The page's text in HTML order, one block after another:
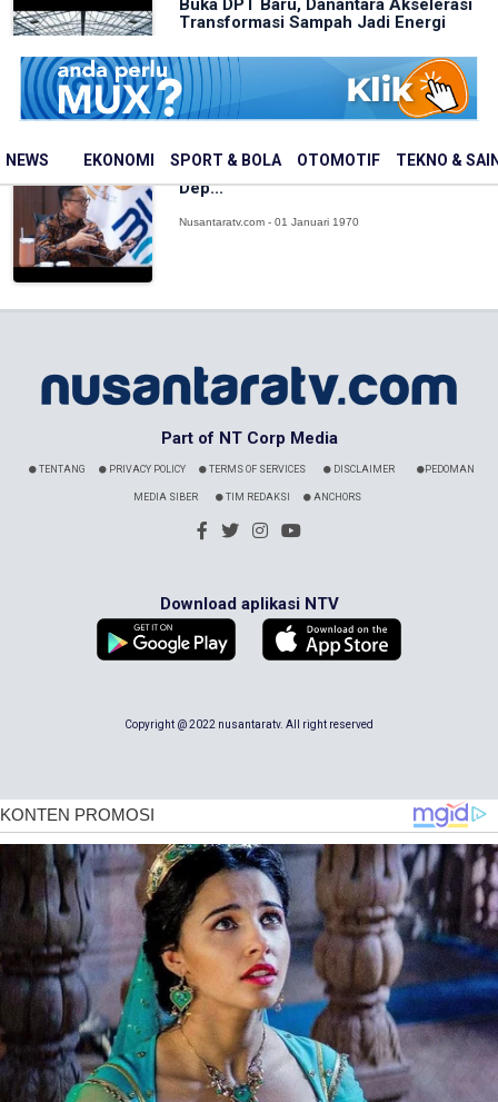
NEWS EKONOMI SPORT & BOLA OTOMOTIF TEKNO &
Buka DPT Baru, Danantara Akselerasi
Transformasi Sampah Jadi Energi
Nusantaratv.com - 01 Januari 1970
BP BUMN dan Danantara Perkuat Arah
Transformasi BUMN Lima Tahun ke
Dep...
Nusantaratv.com - 01 Januari 1970
Part of NT Corp Media
TENTANG PRIVACY POLICY TERMS OF SERVICES DISCLAIMER PEDOMAN
MEDIA SIBER TIM REDAKSI ANCHORS
Download aplikasi NTV
Copyright @ 2022 nusantaratv. All right reserved